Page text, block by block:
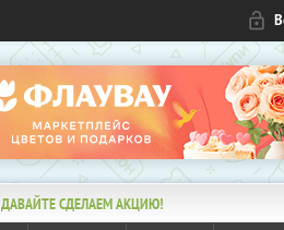
ДАВАЙТЕ СДЕЛАЕМ АКЦИЮ!